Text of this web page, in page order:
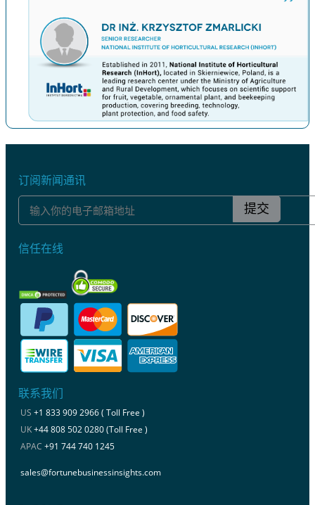
订阅新闻通讯
提交
信任在线
联系我们
US +1 833 909 2966 ( Toll Free )
UK+44 808 502 0280 (Toll Free )
APAC +91 744 740 1245
sales@fortunebusinessinsights.com